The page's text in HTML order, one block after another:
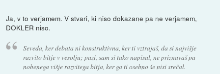
Ja, v to verjamem. V stvari, ki niso dokazane pa ne verjamem,
DOKLER niso.
Seveda, ker debata ni konstruktivna, ker ti vztrajaš, da si najvišje
razvito bitje v vesolju; pazi, sam si tako napisal, ne priznavaš pa
nobenega višje razvitega bitja, ker ga ti osebno še nisi srečal.